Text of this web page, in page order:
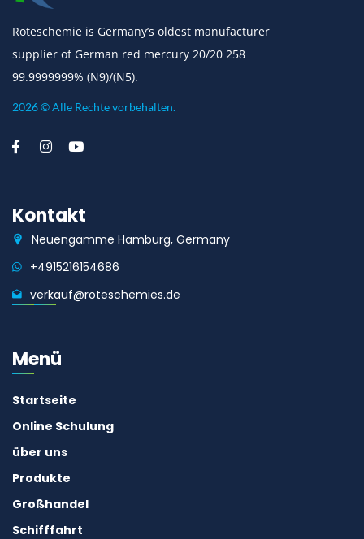
Roteschemie is Germany’s oldest manufacturer
supplier of German red mercury 20/20 258
99.9999999% (N9)/(N5).
2026 © Alle Rechte vorbehalten.
Kontakt
Neuengamme Hamburg, Germany
+4915216154686
verkauf@roteschemies.de
Menü
Startseite
Online Schulung
über uns
Produkte
Großhandel
Schifffahrt